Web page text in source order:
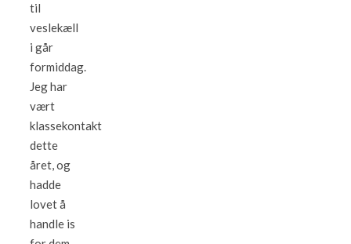
til
veslekæll
i går
formiddag.
Jeg har
vært
klassekontakt
dette
året, og
hadde
lovet å
handle is